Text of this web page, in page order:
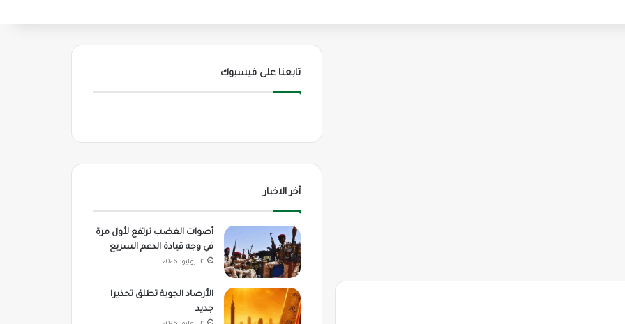
تابعنا على فيسبوك
أخر الاخبار
أصوات الغضب ترتفع لأول مرة
في وجه قيادة الدعم السريع
31 يوليو، 2026
الأرصاد الجوية تطلق تحذيرا
جديد